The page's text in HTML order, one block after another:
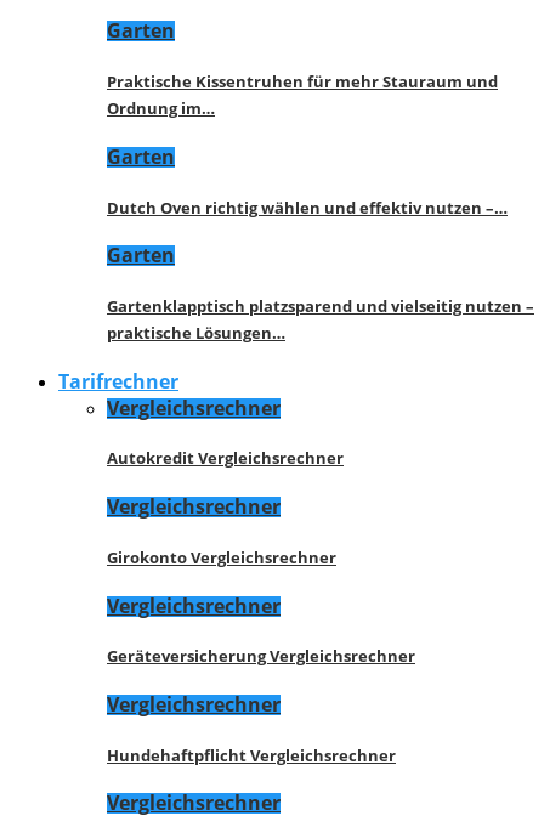
Garten
Praktische Kissentruhen für mehr Stauraum und
Ordnung im…
Garten
Dutch Oven richtig wählen und effektiv nutzen –…
Garten
Gartenklapptisch platzsparend und vielseitig nutzen –
praktische Lösungen…
Tarifrechner
Vergleichsrechner
Autokredit Vergleichsrechner
Vergleichsrechner
Girokonto Vergleichsrechner
Vergleichsrechner
Geräteversicherung Vergleichsrechner
Vergleichsrechner
Hundehaftpflicht Vergleichsrechner
Vergleichsrechner